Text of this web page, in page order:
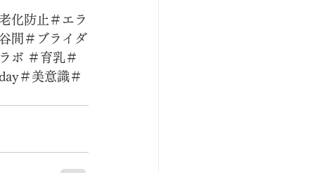
化防止＃エラ
間＃ブライダ
ボ ＃育乳＃
＃美意識＃